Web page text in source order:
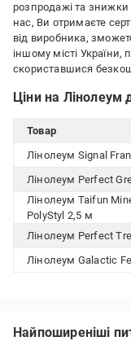
розпродажі та знижки
нас, Ви отримаєте
від виробника,
іншому місті
скориставшися
Ціни на Лінолеум
Товар
Лінолеум Signal
Лінолеум Perfect
Лінолеум Taifun
PolyStyl 2,5 м
Лінолеум Perfect
Лінолеум Galactic
Найпоширеніші